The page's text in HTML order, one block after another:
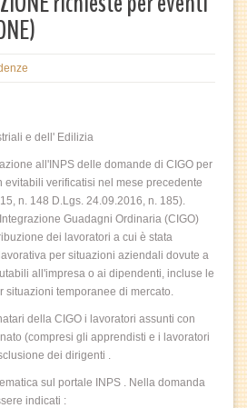
e dell' Edilizia
all'INPS delle domande di CIGO per
evitabili verificatisi nel mese precedente
n. 148 D.Lgs. 24.09.2016, n. 185).
Guadagni Ordinaria (CIGO)
dei lavoratori a cui è stata
per situazioni aziendali dovute a
all'impresa o ai dipendenti, incluse le
situazioni temporanee di mercato.
della CIGO i lavoratori assunti con
(compresi gli apprendisti e i lavoratori
dei dirigenti .
sul portale INPS . Nella domanda
indicati :